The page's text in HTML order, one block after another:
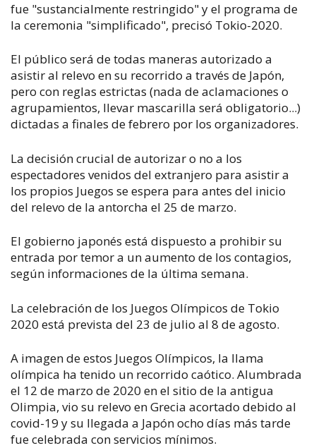
fue "sustancialmente restringido" y el programa de
la ceremonia "simplificado", precisó Tokio-2020.
El público será de todas maneras autorizado a
asistir al relevo en su recorrido a través de Japón,
pero con reglas estrictas (nada de aclamaciones o
agrupamientos, llevar mascarilla será obligatorio...)
dictadas a finales de febrero por los organizadores.
La decisión crucial de autorizar o no a los
espectadores venidos del extranjero para asistir a
los propios Juegos se espera para antes del inicio
del relevo de la antorcha el 25 de marzo.
El gobierno japonés está dispuesto a prohibir su
entrada por temor a un aumento de los contagios,
según informaciones de la última semana.
La celebración de los Juegos Olímpicos de Tokio
2020 está prevista del 23 de julio al 8 de agosto.
A imagen de estos Juegos Olímpicos, la llama
olímpica ha tenido un recorrido caótico. Alumbrada
el 12 de marzo de 2020 en el sitio de la antigua
Olimpia, vio su relevo en Grecia acortado debido al
covid-19 y su llegada a Japón ocho días más tarde
fue celebrada con servicios mínimos.